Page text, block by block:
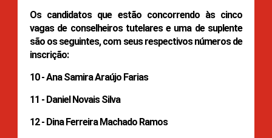
Os candidatos que estão concorrendo às cinco
vagas de conselheiros tutelares e uma de suplente
são os seguintes, com seus respectivos números de
inscrição:
10 - Ana Samira Araújo Farias
11 - Daniel Novais Silva
12 - Dina Ferreira Machado Ramos